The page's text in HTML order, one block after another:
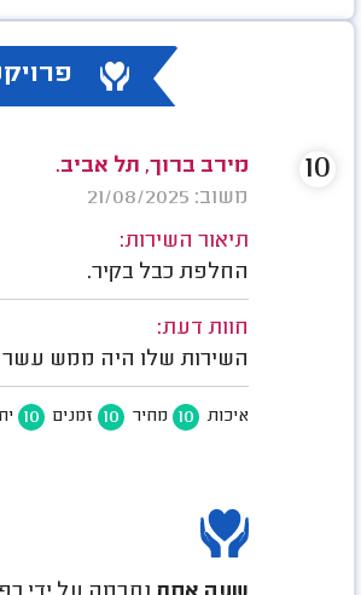
מירב ברוך, תל אביב.
משוב: 21/08/2025
תיאור השירות:
החלפת כבל בקיר.
חוות דעת:
השירות שלו היה ממש עשר
איכות 10 מחיר 10 זמנים 10
10